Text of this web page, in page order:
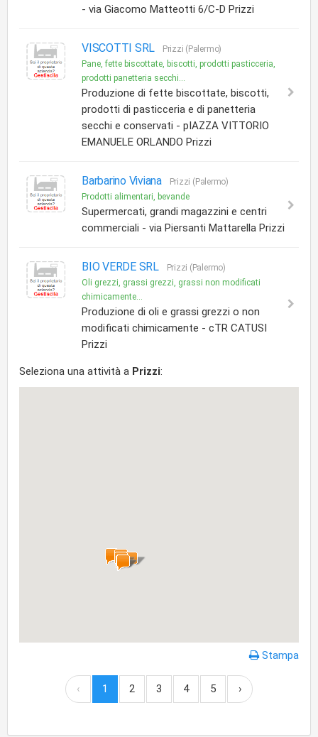
- via Giacomo Matteotti 6/C-D Prizzi
VISCOTTI SRL
Prizzi (Palermo)
Pane, fette biscottate, biscotti, prodotti pasticceria,
prodotti panetteria secchi...
Produzione di fette biscottate, biscotti,
prodotti di pasticceria e di panetteria
secchi e conservati - pIAZZA VITTORIO
EMANUELE ORLANDO Prizzi
Barbarino Viviana
Prizzi (Palermo)
Prodotti alimentari, bevande
Supermercati, grandi magazzini e centri
commerciali - via Piersanti Mattarella Prizzi
BIO VERDE SRL
Prizzi (Palermo)
Oli grezzi, grassi grezzi, grassi non modificati
chimicamente...
Produzione di oli e grassi grezzi o non
modificati chimicamente - cTR CATUSI
Prizzi
Seleziona una attività a Prizzi:
Stampa
‹ 1 2 3 4 5 ›